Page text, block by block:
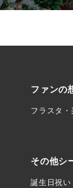
ファンの
フラスタ
その他シ
誕生日祝い